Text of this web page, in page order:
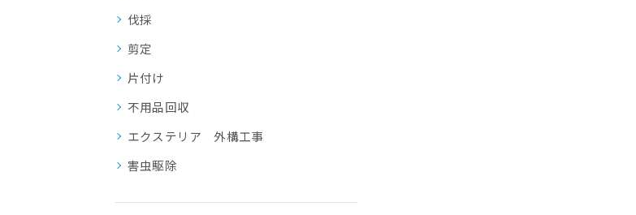
伐採
剪定
片付け
不用品回収
エクステリア 外構工事
害虫駆除